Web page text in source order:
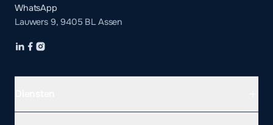
WhatsApp
Lauwers 9, 9405 BL Assen